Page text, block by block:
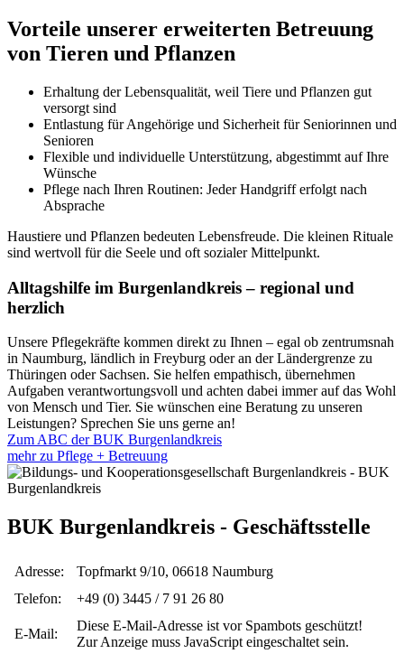
Vorteile unserer erweiterten Betreuung
von Tieren und Pflanzen
Erhaltung der Lebensqualität, weil Tiere und Pflanzen gut
versorgt sind
Entlastung für Angehörige und Sicherheit für Seniorinnen und
Senioren
Flexible und individuelle Unterstützung, abgestimmt auf Ihre
Wünsche
Pflege nach Ihren Routinen: Jeder Handgriff erfolgt nach
Absprache
Haustiere und Pflanzen bedeuten Lebensfreude. Die kleinen Rituale
sind wertvoll für die Seele und oft sozialer Mittelpunkt.
Alltagshilfe im Burgenlandkreis – regional und
herzlich
Unsere Pflegekräfte kommen direkt zu Ihnen – egal ob zentrumsnah
in Naumburg, ländlich in Freyburg oder an der Ländergrenze zu
Thüringen oder Sachsen. Sie helfen empathisch, übernehmen
Aufgaben verantwortungsvoll und achten dabei immer auf das Wohl
von Mensch und Tier. Sie wünschen eine Beratung zu unseren
Leistungen? Sprechen Sie uns gerne an!
Zum ABC der BUK Burgenlandkreis
mehr zu Pflege + Betreuung
BUK Burgenlandkreis - Geschäftsstelle
Adresse:
Topfmarkt 9/10, 06618 Naumburg
Telefon:
+49 (0) 3445 / 7 91 26 80
E-Mail:
Diese E-Mail-Adresse ist vor Spambots geschützt!
Zur Anzeige muss JavaScript eingeschaltet sein.